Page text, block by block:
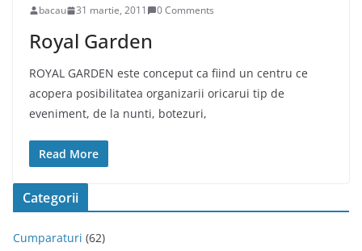
bacau 31 martie, 2011 0 Comments
Royal Garden
ROYAL GARDEN este conceput ca fiind un centru ce
acopera posibilitatea organizarii oricarui tip de
eveniment, de la nunti, botezuri,
Read More
Categorii
Cumparaturi (62)